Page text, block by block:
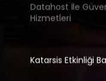
Datahost İle
Hizmetleri
Katarsis Etkinliği